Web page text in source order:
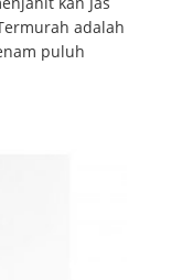
adalah
puluh